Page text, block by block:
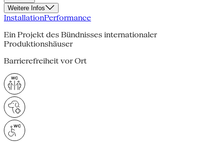
Weitere Infos
InstallationPerformance
Ein Projekt des Bündnisses internationaler
Produktionshäuser
Barrierefreiheit vor Ort